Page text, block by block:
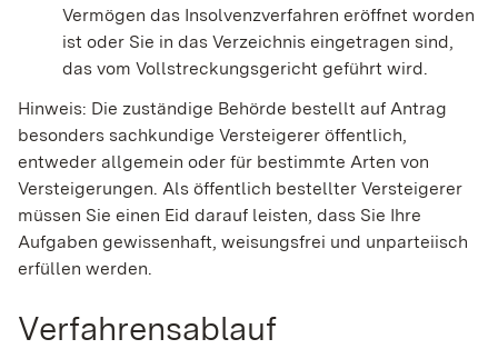
Vermögen das Insolvenzverfahren eröffnet worden
ist oder Sie in das Verzeichnis eingetragen sind,
das vom Vollstreckungsgericht geführt wird.
Hinweis: Die zuständige Behörde bestellt auf Antrag
besonders sachkundige Versteigerer öffentlich,
entweder allgemein oder für bestimmte Arten von
Versteigerungen. Als öffentlich bestellter Versteigerer
müssen Sie einen Eid darauf leisten, dass Sie Ihre
Aufgaben gewissenhaft, weisungsfrei und unparteiisch
erfüllen werden.
Verfahrensablauf